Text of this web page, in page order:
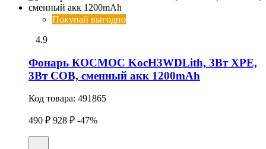
Покупай выгодно
4.9
Фонарь КОСМОС KocH3WDLith, 3Вт ХРЕ,
3Вт СОВ, сменный акк 1200mAh
Код товара: 491865
490 ₽ 928 ₽ -47%